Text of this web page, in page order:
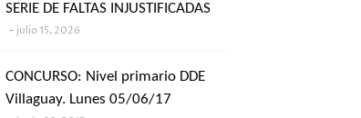
SERIE DE FALTAS INJUSTIFICADAS
julio 15, 2026
CONCURSO: Nivel primario DDE
Villaguay. Lunes 05/06/17